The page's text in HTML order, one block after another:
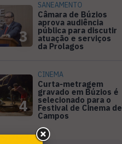
3
SANEAMENTO
Câmara de Búzios
aprova audiência
pública para discutir
atuação e serviços
da Prolagos
4
CINEMA
Curta-metragem
gravado em Búzios é
selecionado para o
Festival de Cinema de
Campos